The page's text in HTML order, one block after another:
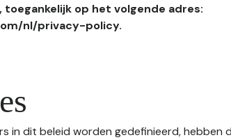
op het volgende adres:
nl/privacy-policy.
in dit beleid worden gedefinieerd, hebben